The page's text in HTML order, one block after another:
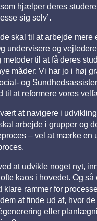
hjælper deres
sig selv’.
skal til at arbejde mere
undervisere og
til at få deres
måder: Vi har jo i høj
og
til at reformere vores
at navigere i
arbejde i grupper og
– vel at mærke en
at udvikle noget nyt,
kaos i hovedet. Og så
klare rammer for
at finde ud af, hvor
eller